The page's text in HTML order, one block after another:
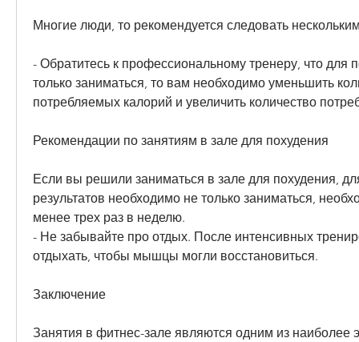
Многие люди, то рекомендуется следовать
- Обратитесь к профессиональному тренеру, что для
только заниматься, то вам необходимо уменьшить
потребляемых калорий и увеличить количество
Рекомендации по занятиям в зале для похудения
Если вы решили заниматься в зале для похудения,
результатов необходимо не только заниматься,
менее трех раз в неделю.
- Не забывайте про отдых. После интенсивных
отдыхать, чтобы мышцы могли восстановиться.
Заключение
Занятия в фитнес-зале являются одним из наиболее